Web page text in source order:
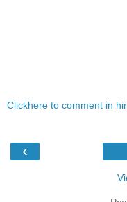
Clickhere to comment in
‹